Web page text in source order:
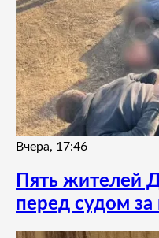
Вчера, 17:46
Пять жителей
перед судом